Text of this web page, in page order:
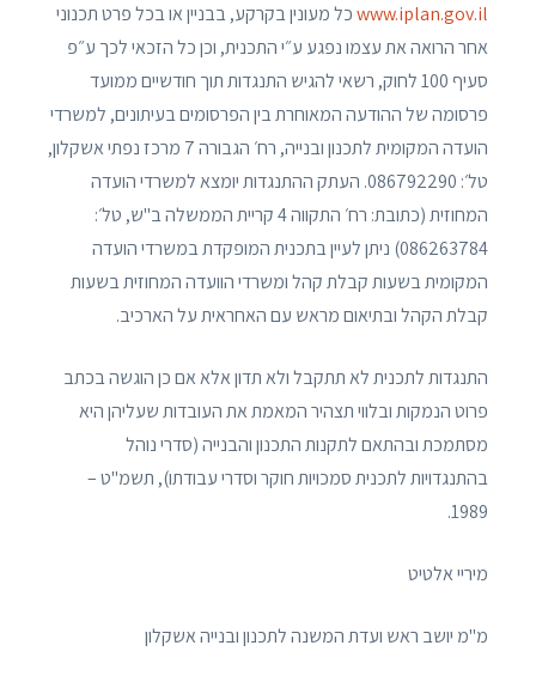
www.iplan.gov.ilכל מעונין בקרקע, בבניין או בכל פרט תכנוני
אחר הרואה את עצמו נפגע ע״י התכנית, וכן כל הזכאי לכך ע״פ
סעיף 100 לחוק, רשאי להגיש התנגדות תוך חודשיים ממועד
פרסומה של ההודעה המאוחרת בין הפרסומים בעיתונים, למשרדי
הועדה המקומית לתכנון ובנייה, רח׳ הגבורה 7 מרכז נפתי אשקלון,
טל׳: 086792290. העתק ההתנגדות יומצא למשרדי הועדה
המחוזית (כתובת: רח׳ התקווה 4 קריית הממשלה ב"ש, טל׳:
086263784) ניתן לעיין בתכנית המופקדת במשרדי הועדה
המקומית בשעות קבלת קהל ומשרדי הוועדה המחוזית בשעות
קבלת הקהל ובתיאום מראש עם האחראית על הארכיב.
התנגדות לתכנית לא תתקבל ולא תדון אלא אם כן הוגשה בכתב
פרוט הנמקות ובלווי תצהיר המאמת את העובדות שעליהן היא
מסתמכת ובהתאם לתקנות התכנון והבנייה (סדרי נוהל
בהתנגדויות לתכנית סמכויות חוקר וסדרי עבודתו), תשמ"ט –
1989.
מיריי אלטיט
מ"מ יושב ראש ועדת המשנה לתכנון ובנייה אשקלון